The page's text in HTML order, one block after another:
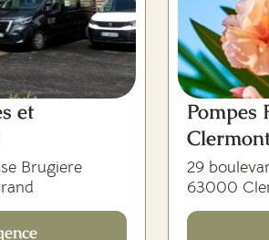
et
Brugiere
Pompes
29
63000